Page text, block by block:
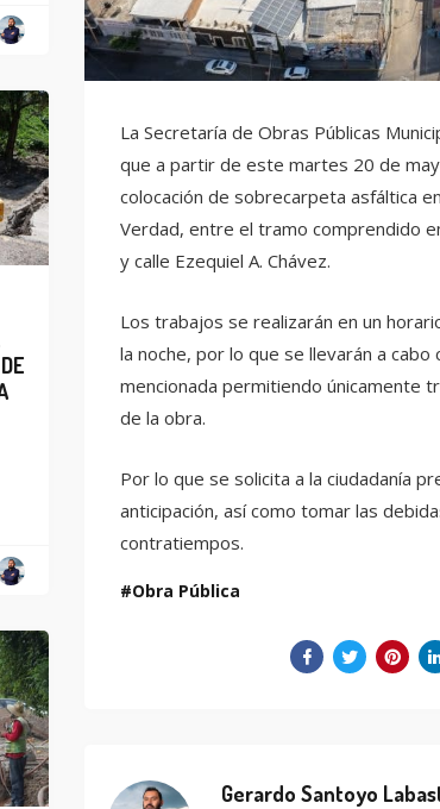
La Secretaría de Obras Públicas
que a partir de este martes 20 de
colocación de sobrecarpeta asfáltica
Verdad, entre el tramo comprendido
y calle Ezequiel A. Chávez.
Los trabajos se realizarán en un
la noche, por lo que se llevarán a cabo
mencionada permitiendo únicamente
de la obra.
Por lo que se solicita a la ciudadanía
anticipación, así como tomar las
contratiempos.
Obra Pública
Gerardo Santoyo